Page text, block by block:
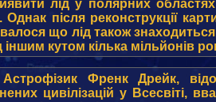
лід у полярних областях
Однак після реконструкції
що лід також
іншим кутом кілька мільйонів
Астрофізик Френк Дрейк,
цивілізацій у Всесвіті,